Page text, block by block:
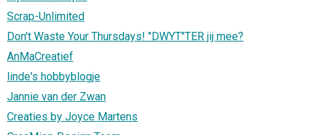
Scrap-Unlimited
Don't Waste Your Thursdays! "DWYT"TER jij mee?
AnMaCreatief
linde's hobbyblogje
Jannie van der Zwan
Creaties by Joyce Martens